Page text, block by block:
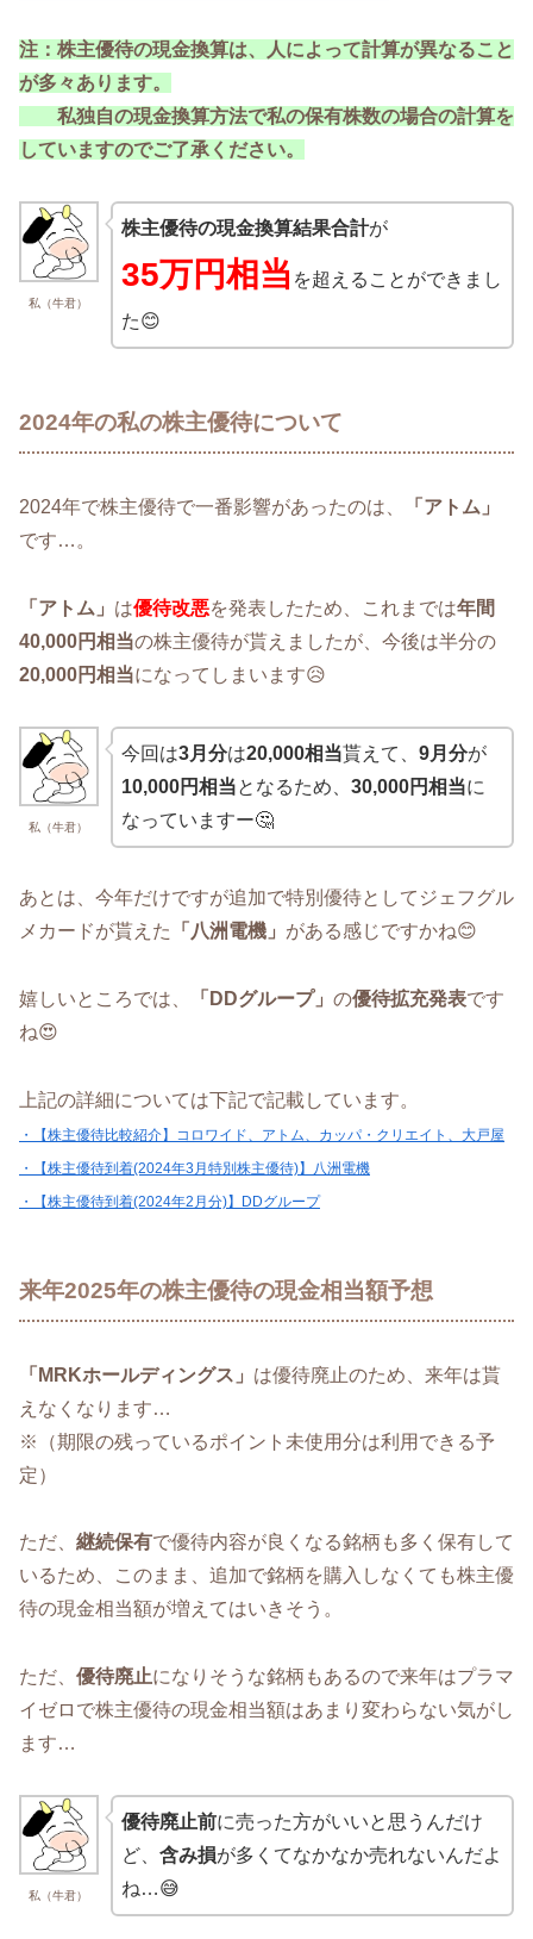
注：株主優待の現金換算は、人によって計算が異なること
が多々あります。
私独自の現金換算方法で私の保有株数の場合の計算を
していますのでご了承ください。
私（牛君）
株主優待の現金換算結果合計が
35万円相当 を超えることができまし
た😊
2024年の私の株主優待について
2024年で株主優待で一番影響があったのは、
「アトム」
です…。
「アトム」 は優待改悪を発表したため、これまでは年間
40,000円相当の株主優待が貰えましたが、今後は半分の
20,000円相当になってしまいます😥
私（牛君）
今回は3月分は20,000相当貰えて、 9月分が
10,000円相当となるため、 30,000円相当に
なっていますー🤔
あとは、今年だけですが追加で特別優待としてジェフグル
メカードが貰えた
「八洲電機」 がある感じですかね😊
嬉しいところでは、 「DDグループ」 の優待拡充発表です
ね😍
上記の詳細については下記で記載しています。
・【株主優待比較紹介】コロワイド、アトム、カッパ・クリエイト、大戸屋
・【株主優待到着(2024年3月特別株主優待)】八洲電機
・【株主優待到着(2024年2月分)】DDグループ
来年2025年の株主優待の現金相当額予想
「MRKホールディングス」 は優待廃止のため、来年は貰
えなくなります…
※（期限の残っているポイント未使用分は利用できる予
定）
ただ、 継続保有で優待内容が良くなる銘柄も多く保有して
いるため、このまま、追加で銘柄を購入しなくても株主優
待の現金相当額が増えてはいきそう。
ただ、 優待廃止になりそうな銘柄もあるので来年はプラマ
イゼロで株主優待の現金相当額はあまり変わらない気がし
ます…
私（牛君）
優待廃止前に売った方がいいと思うんだけ
ど、 含み損が多くてなかなか売れないんだよ
ね…😅